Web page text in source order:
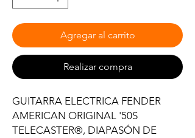
Agregar al carrito
Realizar compra
GUITARRA ELECTRICA FENDER
AMERICAN ORIGINAL '50S
TELECASTER®, DIAPASÓN DE